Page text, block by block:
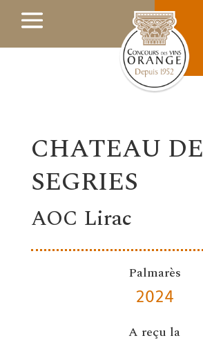
CHATEAU DE
SEGRIES
AOC Lirac
Palmarès
2024
A reçu la